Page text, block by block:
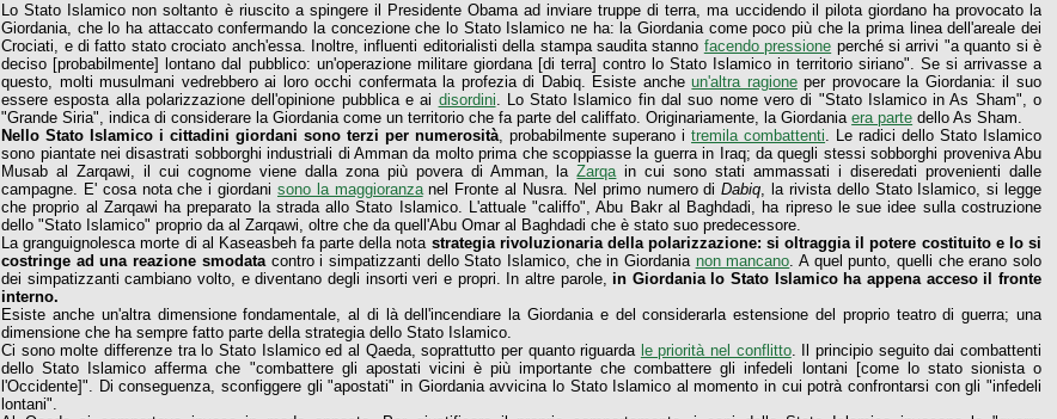
Lo Stato Islamico non soltanto è riuscito a spingere il Presidente Obama ad inviare truppe di terra, ma uccidendo il pilota giordano ha provocato la
Giordania, che lo ha attaccato confermando la concezione che lo Stato Islamico ne ha: la Giordania come poco più che la prima linea dell'areale dei
Crociati, e di fatto stato crociato anch'essa. Inoltre, influenti editorialisti della stampa saudita stanno facendo pressione perché si arrivi "a quanto si è
deciso [probabilmente] lontano dal pubblico: un'operazione militare giordana [di terra] contro lo Stato Islamico in territorio siriano". Se si arrivasse a
questo, molti musulmani vedrebbero ai loro occhi confermata la profezia di Dabiq. Esiste ancheun'altra ragioneper provocare la Giordania: il suo
essere esposta alla polarizzazione dell'opinione pubblica e ai disordini. Lo Stato Islamico fin dal suo nome vero di "Stato Islamico in As Sham", o
"Grande Siria", indica di considerare la Giordania come un territorio che fa parte del califfato. Originariamente, la Giordaniaera parte dello As Sham.
Nello Stato Islamico i cittadini giordani sono terzi per numerosità, probabilmente superano itremila combattenti. Le radici dello Stato Islamico
sono piantate nei disastrati sobborghi industriali di Amman da molto prima che scoppiasse la guerra in Iraq; da quegli stessi sobborghi proveniva Abu
Musab al Zarqawi, il cui cognome viene dalla zona più povera di Amman, laZarqain cui sono stati ammassati i diseredati provenienti dalle
campagne. E' cosa nota che i giordani sono la maggioranzanel Fronte al Nusra. Nel primo numero diDabiq, la rivista dello Stato Islamico, si legge
che proprio al Zarqawi ha preparato la strada allo Stato Islamico. L'attuale "califfo", Abu Bakr al Baghdadi, ha ripreso le sue idee sulla costruzione
dello "Stato Islamico" proprio da al Zarqawi, oltre che da quell'Abu Omar al Baghdadi che è stato suo predecessore.
La granguignolesca morte di al Kaseasbeh fa parte della nota strategia rivoluzionaria della polarizzazione: si oltraggia il potere costituito e lo si
costringe ad una reazione smodatacontro i simpatizzanti dello Stato Islamico, che in Giordania non mancano. A quel punto, quelli che erano solo
dei simpatizzanti cambiano volto, e diventano degli insorti veri e propri. In altre parole, in Giordania lo Stato Islamico ha appena acceso il fronte
interno.
Esiste anche un'altra dimensione fondamentale, al di là dell'incendiare la Giordania e del considerarla estensione del proprio teatro di guerra; una
dimensione che ha sempre fatto parte della strategia dello Stato Islamico.
Ci sono molte differenze tra lo Stato Islamico ed al Qaeda, soprattutto per quanto riguarda le priorità nel conflitto. Il principio seguito dai combattenti
dello Stato Islamico afferma che "combattere gli apostati vicini è più importante che combattere gli infedeli lontani [come lo stato sionista o
l'Occidente]". Di conseguenza, sconfiggere gli "apostati" in Giordania avvicina lo Stato Islamico al momento in cui potrà confrontarsi con gli "infedeli
lontani".